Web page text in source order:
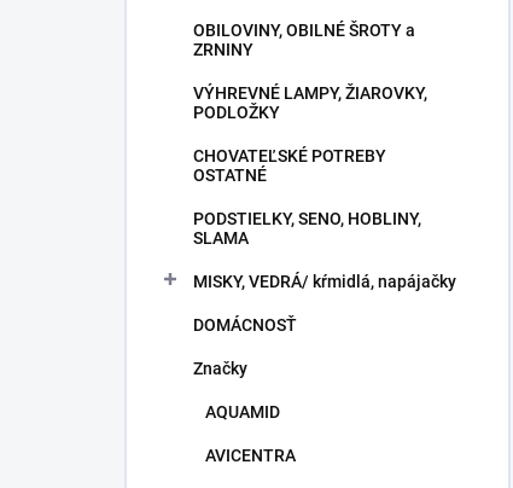
OBILOVINY, OBILNÉ ŠROTY a
ZRNINY
VÝHREVNÉ LAMPY, ŽIAROVKY,
PODLOŽKY
CHOVATEĽSKÉ POTREBY
OSTATNÉ
PODSTIELKY, SENO, HOBLINY,
SLAMA
MISKY, VEDRÁ/ kŕmidlá, napájačky
DOMÁCNOSŤ
Značky
AQUAMID
AVICENTRA